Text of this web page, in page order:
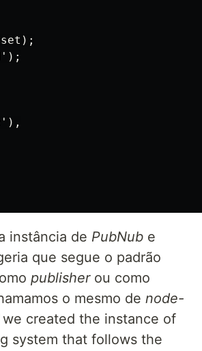
instância de PubNub e
que segue o padrão
publisherou como
o mesmo de node-
we created the instance of
system that follows the